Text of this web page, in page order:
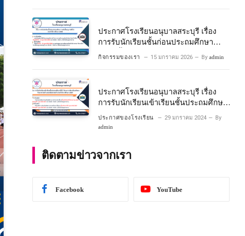
ประกาศโรงเรียนอนุบาลสระบุรี เรื่อง
การรับนักเรียนชั้นก่อนประถมศึกษา
ระดับชั้นอนุบาลปีที่ ๒ ประจำปีการศึกษา
กิจกรรมของเรา 15 มกราคม 2026 By admin
ประกาศโรงเรียนอนุบาลสระบุรี เรื่อง
การรับนักเรียนเข้าเรียนชั้นประถมศึกษา
ปีที่ 1 โครงการห้องเรียนพิเศษ
วิทยาศาสตร์ และคณิตศาสตร์ ประจําปี
ประกาศของโรงเรียน 29 มกราคม 2024 By
admin
ติดตามข่าวจากเรา
Facebook YouTube